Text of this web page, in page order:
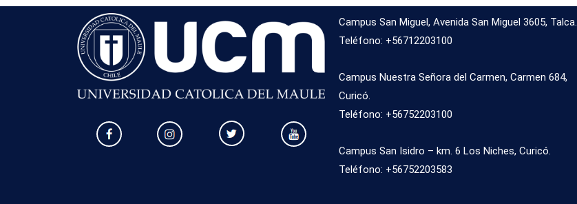
Campus San Miguel, Avenida San Miguel 3605, Talca.
Teléfono: +56712203100
Campus Nuestra Señora del Carmen, Carmen 684,
Curicó.
Teléfono: +56752203100
Campus San Isidro – km. 6 Los Niches, Curicó.
Teléfono: +56752203583